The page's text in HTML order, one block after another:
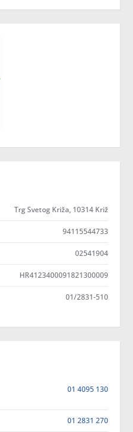
Trg Svetog Križa, 10314 Križ
94115544733
02541904
HR4123400091821300009
01/2831-510
01 4095 130
01 2831 270